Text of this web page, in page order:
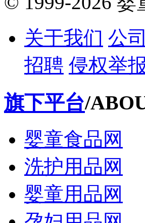
关于我们 公
招聘 侵权举
旗下平台/
婴童食品网
洗护用品网
婴童用品网